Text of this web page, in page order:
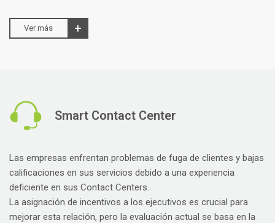
Ver más
Smart Contact Center
Las empresas enfrentan problemas de fuga de clientes y bajas
calificaciones en sus servicios debido a una experiencia
deficiente en sus Contact Centers.
La asignación de incentivos a los ejecutivos es crucial para
mejorar esta relación, pero la evaluación actual se basa en la